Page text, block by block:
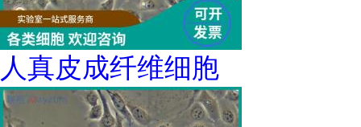
人真皮成纤维细胞